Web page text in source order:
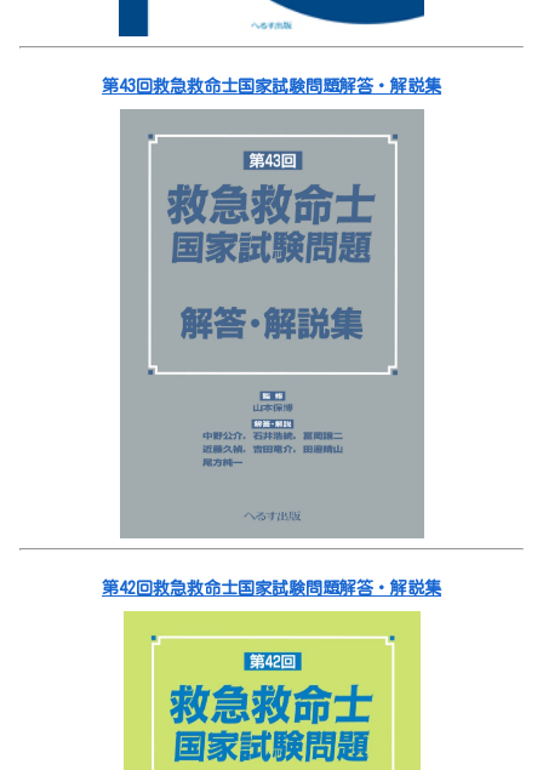
第43回救急救命士国家試験問題解答・解説集
第42回救急救命士国家試験問題解答・解説集